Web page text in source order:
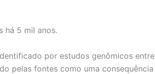
há 5 mil anos.
por estudos genômicos entre
pelas fontes como uma consequência